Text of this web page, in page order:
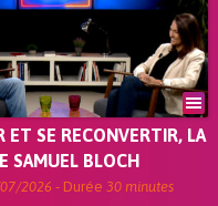
ET SE RECONVERTIR, LA
SAMUEL BLOCH
2026 - Durée30 minutes